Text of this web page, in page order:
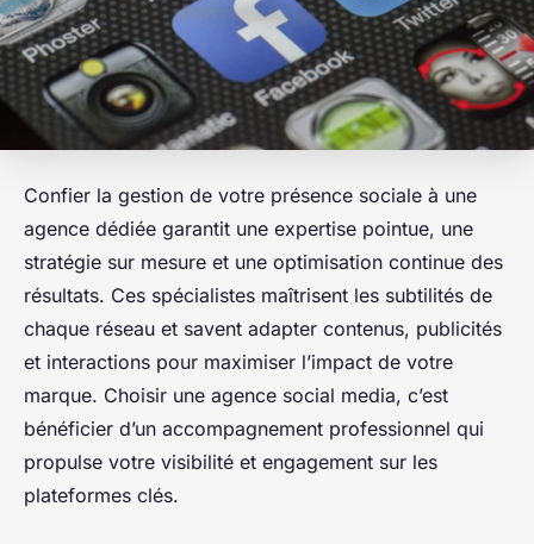
Confier la gestion de votre présence sociale à une
agence dédiée garantit une expertise pointue, une
stratégie sur mesure et une optimisation continue des
résultats. Ces spécialistes maîtrisent les subtilités de
chaque réseau et savent adapter contenus, publicités
et interactions pour maximiser l’impact de votre
marque. Choisir une agence social media, c’est
bénéficier d’un accompagnement professionnel qui
propulse votre visibilité et engagement sur les
plateformes clés.